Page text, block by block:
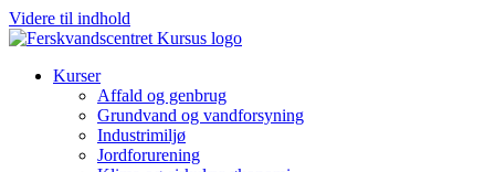
Videre til indhold
Kurser
Affald og genbrug
Grundvand og vandforsyning
Industrimiljø
Jordforurening